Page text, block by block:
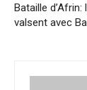
Bataille d’Afrin:
valsent avec